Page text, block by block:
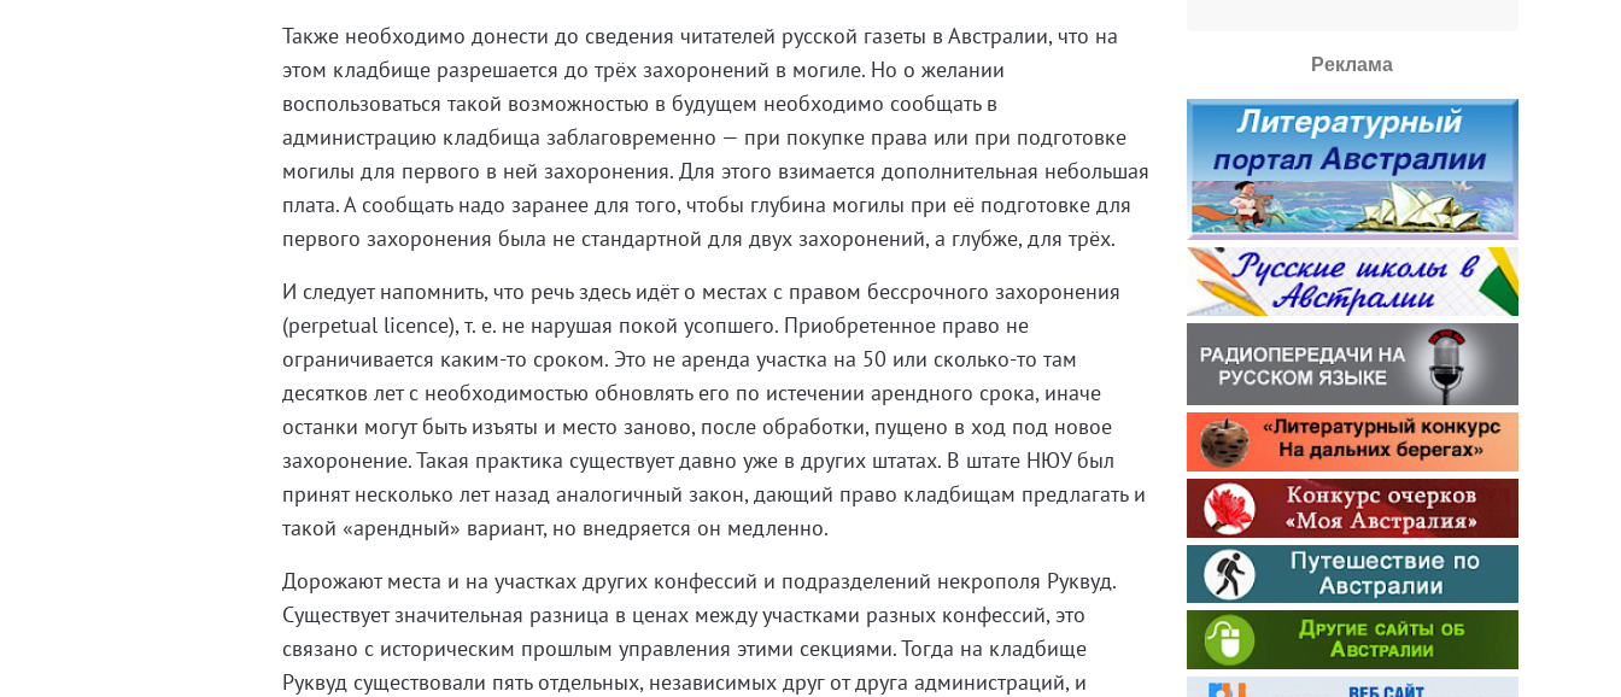
Также необходимо донести до сведения читателей русской газеты в Австралии, что на
этом кладбище разрешается до трёх захоронений в могиле. Но о желании
воспользоваться такой возможностью в будущем необходимо сообщать в
администрацию кладбища заблаговременно — при покупке права или при подготовке
могилы для первого в ней захоронения. Для этого взимается дополнительная небольшая
плата. А сообщать надо заранее для того, чтобы глубина могилы при её подготовке для
первого захоронения была не стандартной для двух захоронений, а глубже, для трёх.
И следует напомнить, что речь здесь идёт о местах с правом бессрочного захоронения
(perpetual licence), т. е. не нарушая покой усопшего. Приобретенное право не
ограничивается каким-то сроком. Это не аренда участка на 50 или сколько-то там
десятков лет с необходимостью обновлять его по истечении арендного срока, иначе
останки могут быть изъяты и место заново, после обработки, пущено в ход под новое
захоронение. Такая практика существует давно уже в других штатах. В штате НЮУ был
принят несколько лет назад аналогичный закон, дающий право кладбищам предлагать и
такой «арендный» вариант, но внедряется он медленно.
Дорожают места и на участках других конфессий и подразделений некрополя Руквуд.
Существует значительная разница в ценах между участками разных конфессий, это
связано с историческим прошлым управления этими секциями. Тогда на кладбище
Руквуд существовали пять отдельных, независимых друг от друга администраций, и
Реклама